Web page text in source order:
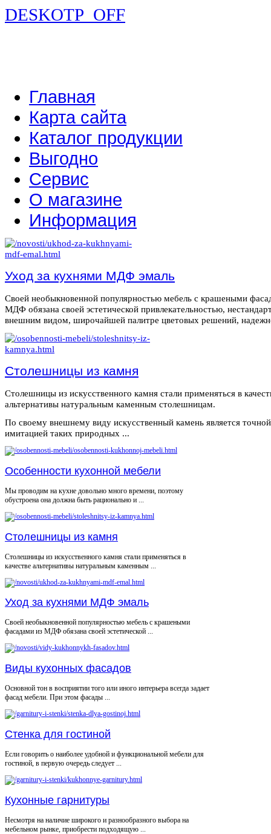
DESKOTP_OFF
Главная
Карта сайта
Каталог продукции
Выгодно
Сервис
О магазине
Информация
Уход за кухнями МДФ эмаль
Своей необыкновенной популярностью мебель с крашеными
МДФ обязана своей эстетической привлекательностью,
внешним видом, широчайшей палитре цветовых решений,
Столешницы из камня
Столешницы из искусственного камня стали применяться в
альтернативы натуральным каменным столешницам.
По своему внешнему виду искусственный камень является точной
имитацией таких природных ...
Особенности кухонной мебели
Мы проводим на кухне довольно много времени, поэтому
обустроена она должна быть рационально и ...
Столешницы из камня
Столешницы из искусственного камня стали применяться в
качестве альтернативы натуральным каменным ...
Уход за кухнями МДФ эмаль
Своей необыкновенной популярностью мебель с крашеными
фасадами из МДФ обязана своей эстетической ...
Виды кухонных фасадов
Основной тон в восприятии того или иного интерьера всегда задает
фасад мебели. При этом фасады ...
Стенка для гостиной
Если говорить о наиболее удобной и функциональной мебели для
гостиной, в первую очередь следует ...
Кухонные гарнитуры
Несмотря на наличие широкого и разнообразного выбора на
мебельном рынке, приобрести подходящую ...